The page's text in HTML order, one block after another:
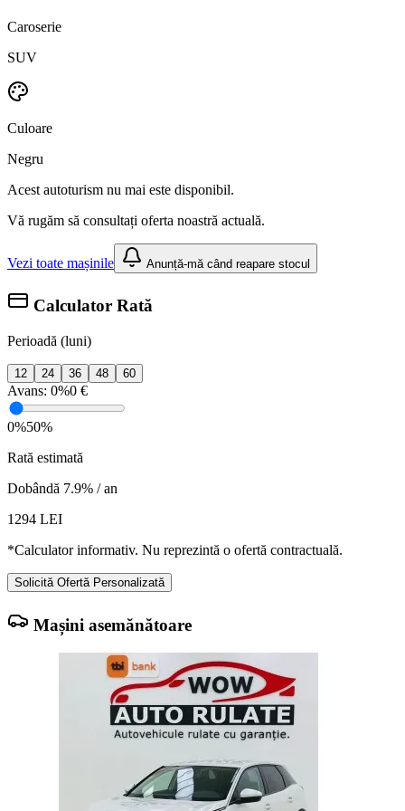
Caroserie
SUV
Culoare
Negru
Acest autoturism nu mai este disponibil.
Vă rugăm să consultați oferta noastră actuală.
Vezi toate mașinile Anunță-mă când reapare stocul
Calculator Rată
Perioadă (luni)
12 24 36 48 60
Avans: 0%0 €
0%50%
Rată estimată
Dobândă 7.9% / an
1294 LEI
*Calculator informativ. Nu reprezintă o ofertă contractuală.
Solicită Ofertă Personalizată
Mașini asemănătoare